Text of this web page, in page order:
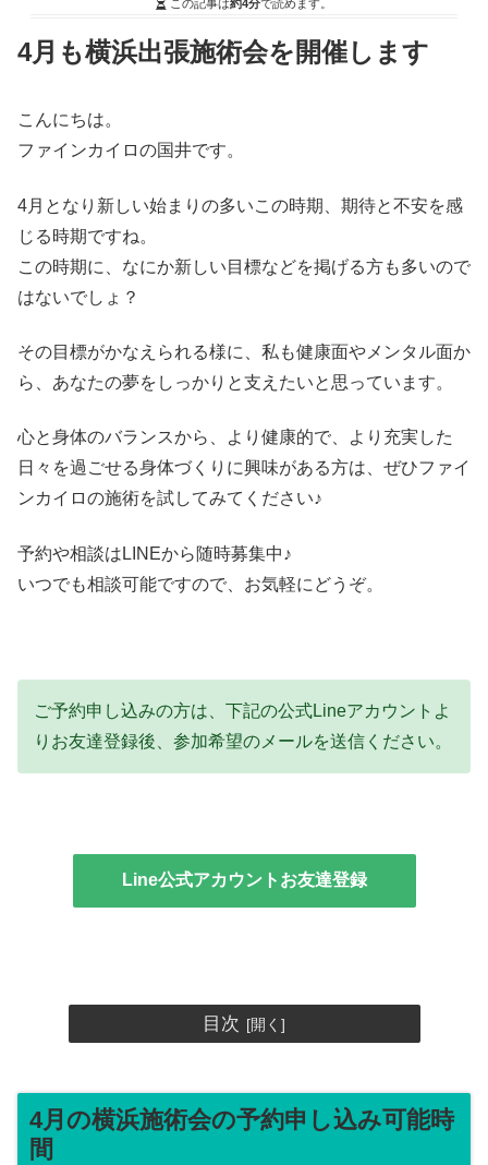
この記事は約4分で読めます。
4月も横浜出張施術会を開催します
こんにちは。
ファインカイロの国井です。
4月となり新しい始まりの多いこの時期、期待と不安を感
じる時期ですね。
この時期に、なにか新しい目標などを掲げる方も多いので
はないでしょ？
その目標がかなえられる様に、私も健康面やメンタル面か
ら、あなたの夢をしっかりと支えたいと思っています。
心と身体のバランスから、より健康的で、より充実した
日々を過ごせる身体づくりに興味がある方は、ぜひファイ
ンカイロの施術を試してみてください♪
予約や相談はLINEから随時募集中♪
いつでも相談可能ですので、お気軽にどうぞ。
ご予約申し込みの方は、下記の公式Lineアカウントよ
りお友達登録後、参加希望のメールを送信ください。
Line公式アカウントお友達登録
目次
4月の横浜施術会の予約申し込み可能時
間